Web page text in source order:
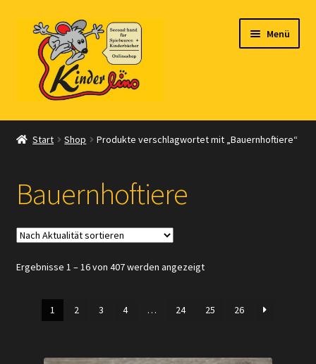
Navigation
springen
Zum
Inhalt
springen
Menü
Start
Shop
Warenkorb
Kasse
Zahlungsarten
Start Shop Produkte verschlagwortet mit „Bauernhoftiere“
Bauernhoftiere
Ergebnisse 1 – 16 von 407 werden angezeigtNach
1
2 3 4 … 24 25 26